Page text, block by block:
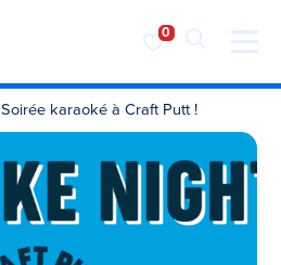
Soirée karaoké à Craft Putt !